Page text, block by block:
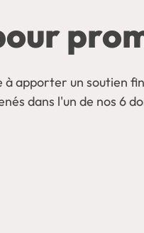
apporter un soutien
dans l'un de nos 6